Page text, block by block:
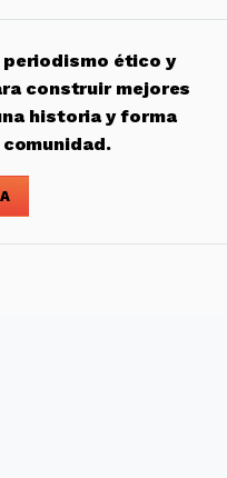
periodismo ético y
construir mejores
historia y forma